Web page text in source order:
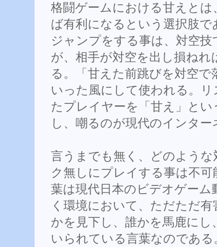
格闘ゲームにおける甘えと
ば有利になるという選択肢
ジャンプをする事は、対空
が、相手が対空を出し損ねれ
る。「甘えた前跳びを対空
いった風にして使われる。
たプレイヤーを「甘え」と
し、嘲るのが現代のインタ
言うまでも無く、どのよう
ク無しにプレイする事は不
葉は現代日本のビデオゲー
く環境において、ただただ
かを見下し、誰かを馬鹿に
いられている言葉なのである